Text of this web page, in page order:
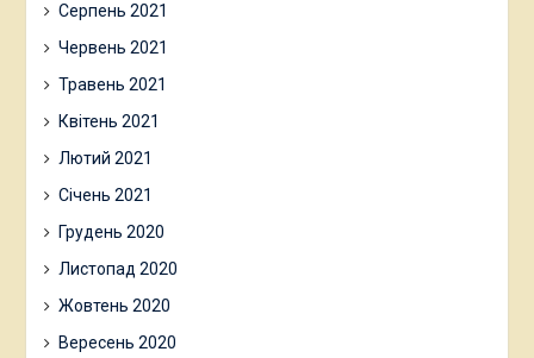
Серпень 2021
Червень 2021
Травень 2021
Квітень 2021
Лютий 2021
Січень 2021
Грудень 2020
Листопад 2020
Жовтень 2020
Вересень 2020